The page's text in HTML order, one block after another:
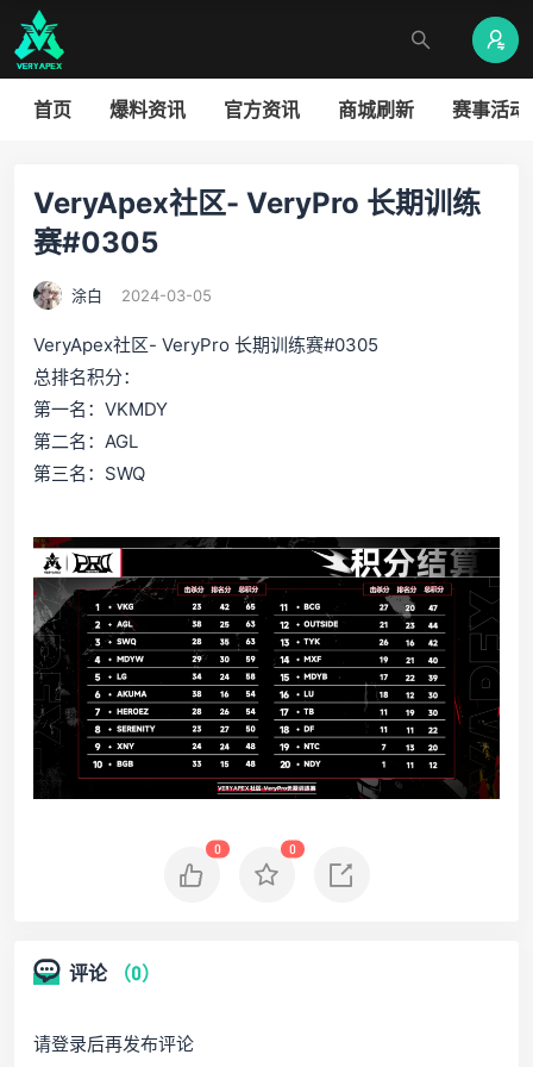
首页 爆料资讯 官方资讯 商城刷新 赛事活动
VeryApex社区- VeryPro 长期训练
赛#0305
涂白 2024-03-05
VeryApex社区- VeryPro 长期训练赛#0305
总排名积分：
第一名：VKMDY
第二名：AGL
第三名：SWQ
0 0
评论 （0）
请登录后再发布评论